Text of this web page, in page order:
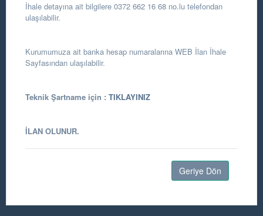
İhale detayına ait bilgilere 0372 662 16 68 no.lu telefondan
ulaşılabilir.
Kurumumuza ait banka hesap numaralarına WEB İlan İhale
Sayfasından ulaşılabilir.
Teknik Şartname için : TIKLAYINIZ
İLAN OLUNUR.
Geriye Dön